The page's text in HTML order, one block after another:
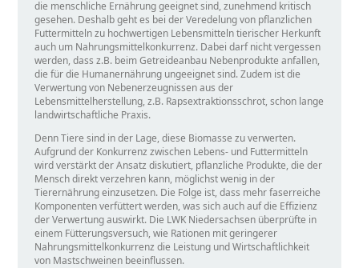
die menschliche Ernährung geeignet sind, zunehmend kritisch
gesehen. Deshalb geht es bei der Veredelung von pflanzlichen
Futtermitteln zu hochwertigen Lebensmitteln tierischer Herkunft
auch um Nahrungsmittelkonkurrenz. Dabei darf nicht vergessen
werden, dass z.B. beim Getreideanbau Nebenprodukte anfallen,
die für die Humanernährung ungeeignet sind. Zudem ist die
Verwertung von Nebenerzeugnissen aus der
Lebensmittelherstellung, z.B. Rapsextraktionsschrot, schon lange
landwirtschaftliche Praxis.
Denn Tiere sind in der Lage, diese Biomasse zu verwerten.
Aufgrund der Konkurrenz zwischen Lebens- und Futtermitteln
wird verstärkt der Ansatz diskutiert, pflanzliche Produkte, die der
Mensch direkt verzehren kann, möglichst wenig in der
Tierernährung einzusetzen. Die Folge ist, dass mehr faserreiche
Komponenten verfüttert werden, was sich auch auf die Effizienz
der Verwertung auswirkt. Die LWK Niedersachsen überprüfte in
einem Fütterungsversuch, wie Rationen mit geringerer
Nahrungsmittelkonkurrenz die Leistung und Wirtschaftlichkeit
von Mastschweinen beeinflussen.